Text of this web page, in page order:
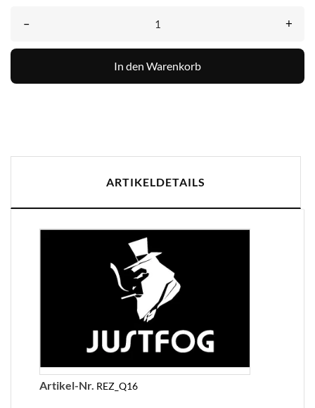
– +
In den Warenkorb
ARTIKELDETAILS
Artikel-Nr. REZ_Q16